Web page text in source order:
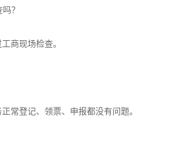
？
商现场检查。
常登记、领票、申报都没有问题。